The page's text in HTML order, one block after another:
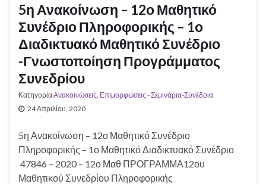
5η Ανακοίνωση – 12ο Μαθητικό
Συνέδριο Πληροφορικής – 1ο
Διαδικτυακό Μαθητικό Συνέδριο
-Γνωστοποίηση Προγράμματος
Συνεδρίου
ΚατηγορίαΑνακοινώσεις Επιμορφώσεις - Σεμινάρια-Συνέδρια
24 Απριλίου, 2020
5η Ανακοίνωση – 12ο Μαθητικό Συνέδριο
Πληροφορικής – 1ο Μαθητικό Διαδικτυακό Συνέδριο
47846 – 2020 – 12ο Μαθ ΠΡΟΓΡΑΜΜΑ12ου
Μαθητικού Συνεδρίου Πληροφορικής